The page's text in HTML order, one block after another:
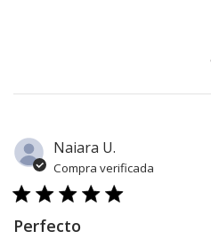
Naiara U.
Compra verificada
Perfecto